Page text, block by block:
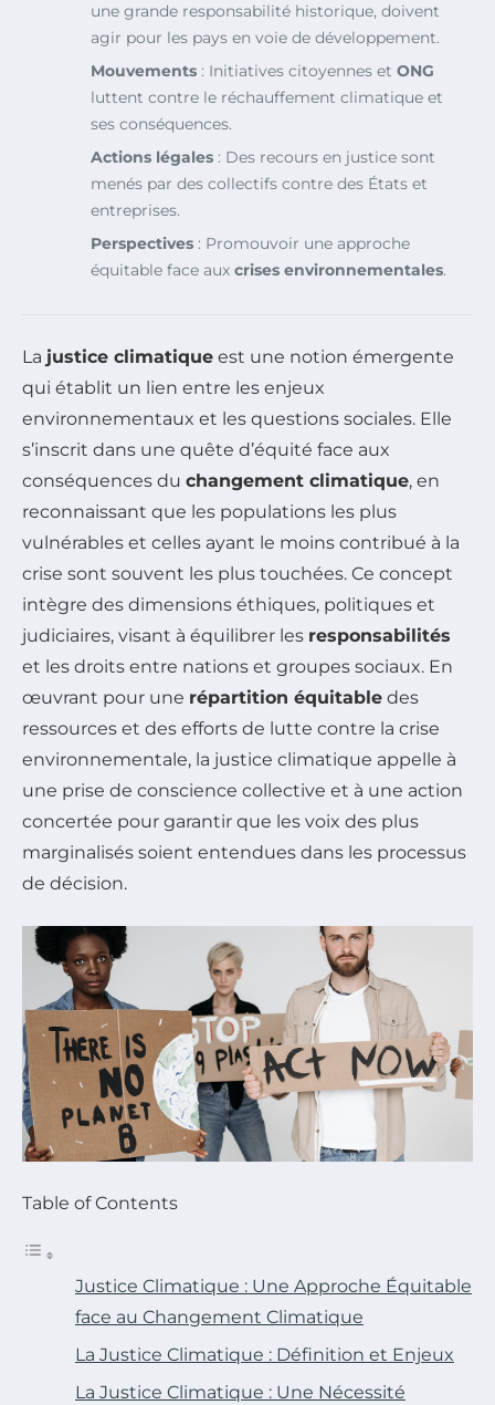
une grande responsabilité historique, doivent
agir pour les pays en voie de développement.
Mouvements : Initiatives citoyennes et ONG
luttent contre le réchauffement climatique et
ses conséquences.
Actions légales : Des recours en justice sont
menés par des collectifs contre des États et
entreprises.
Perspectives : Promouvoir une approche
équitable face aux crises environnementales.
La justice climatique est une notion émergente
qui établit un lien entre les enjeux
environnementaux et les questions sociales. Elle
s’inscrit dans une quête d’équité face aux
conséquences du changement climatique, en
reconnaissant que les populations les plus
vulnérables et celles ayant le moins contribué à la
crise sont souvent les plus touchées. Ce concept
intègre des dimensions éthiques, politiques et
judiciaires, visant à équilibrer les responsabilités
et les droits entre nations et groupes sociaux. En
œuvrant pour une répartition équitable des
ressources et des efforts de lutte contre la crise
environnementale, la justice climatique appelle à
une prise de conscience collective et à une action
concertée pour garantir que les voix des plus
marginalisés soient entendues dans les processus
de décision.
Table of Contents
Justice Climatique : Une Approche Équitable
face au Changement Climatique
La Justice Climatique : Définition et Enjeux
La Justice Climatique : Une Nécessité